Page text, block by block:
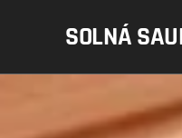
SOLNÁ